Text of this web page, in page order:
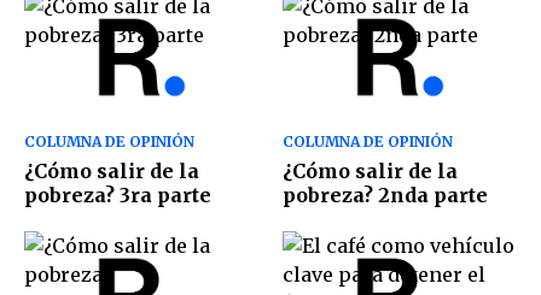
COLUMNA DE OPINIÓN
¿Cómo salir de la
pobreza? 3ra parte
COLUMNA DE OPINIÓN
¿Cómo salir de la
pobreza? 2nda parte